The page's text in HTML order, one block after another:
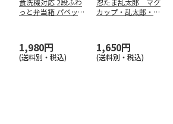
食洗機対応 2段ふわ
っと弁当箱 パペッ
1,980円
(送料別・税込)
忍たま乱太郎 マグ
カップ・乱太郎・き
1,650円
(送料別・税込)